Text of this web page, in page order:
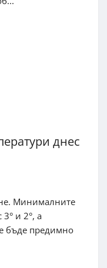
днес
Минималните
и 2°, а
бъде предимно